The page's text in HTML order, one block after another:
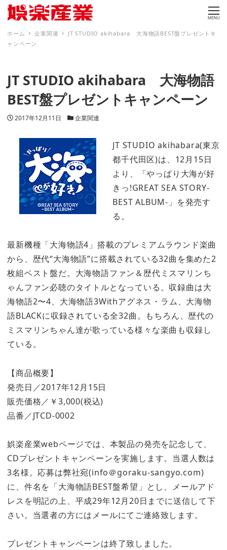
MENU
ホーム 企業関連
JT STUDIO akihabara 大海物語BEST盤プレゼントキ
ャンペーン
JT STUDIO akihabara 大海物語
BEST盤プレゼントキャンペーン
投稿日
2017年12月11日 カテゴリー
企業関連
JT STUDIO akihabara(東京
都千代田区)は、12月15日
より、「やっぱり大海が好
きっ!GREAT SEA STORY-
BEST ALBUM-」を発売す
る。
最新機種「大海物語4」搭載のプレミアムラウンド楽曲
から、歴代“大海物語”に搭載されている32曲を集めた2
枚組ベスト盤だ。大海物語ファン＆歴代ミスマリンち
ゃんファン必聴のタイトルとなっている。収録曲は大
海物語2〜4、大海物語3Withアグネス・ラム、大海物
語BLACKに収録されている全32曲。もちろん、歴代の
ミスマリンちゃん達が歌っている様々な楽曲も収録し
ている。
【商品概要】
発売日／2017年12月15日
販売価格／￥3,000(税込)
品番／JTCD-0002
娯楽産業webページでは、本製品の発売を記念して、
CDプレゼントキャンペーンを実施します。当選人数は
3名様。応募は弊社宛(info＠goraku-sangyo.com)
に、件名を「大海物語BEST盤希望」とし、メールアド
レスを明記の上、平成29年12月20日までに送信して下
さい。当選者の方にはメールにてご連絡致します。
プレゼントキャンペーンは終了致しました。